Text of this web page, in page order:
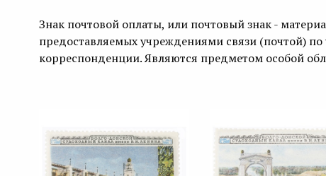
Знак почтовой оплаты, или почтовый знак -
предоставляемых учреждениями связи (почтой)
корреспонденции. Являются предметом особой